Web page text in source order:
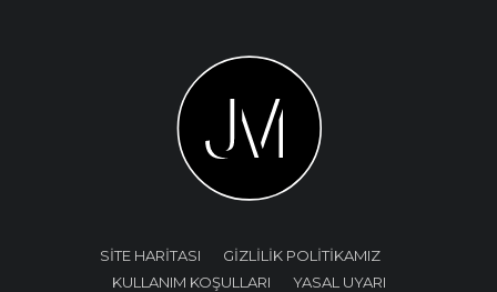
SİTE HARİTASI
GİZLİLİK POLİTİKAMIZ
KULLANIM KOŞULLARI
YASAL UYARI